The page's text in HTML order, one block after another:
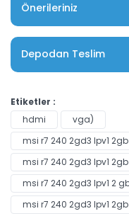
Önerileriniz
Depodan Teslim
Etiketler :
hdmi
vga)
msi r7 240 2gd3 lpv1
msi r7 240 2gd3 lpv1 2gb
msi r7 240 2gd3 lpv1 2
msi r7 240 2gd3 lpv1